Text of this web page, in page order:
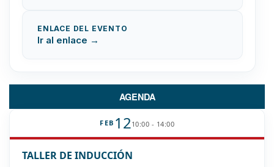
ENLACE DEL EVENTO
Ir al enlace →
AGENDA
FEB 1210:00 - 14:00
TALLER DE INDUCCIÓN